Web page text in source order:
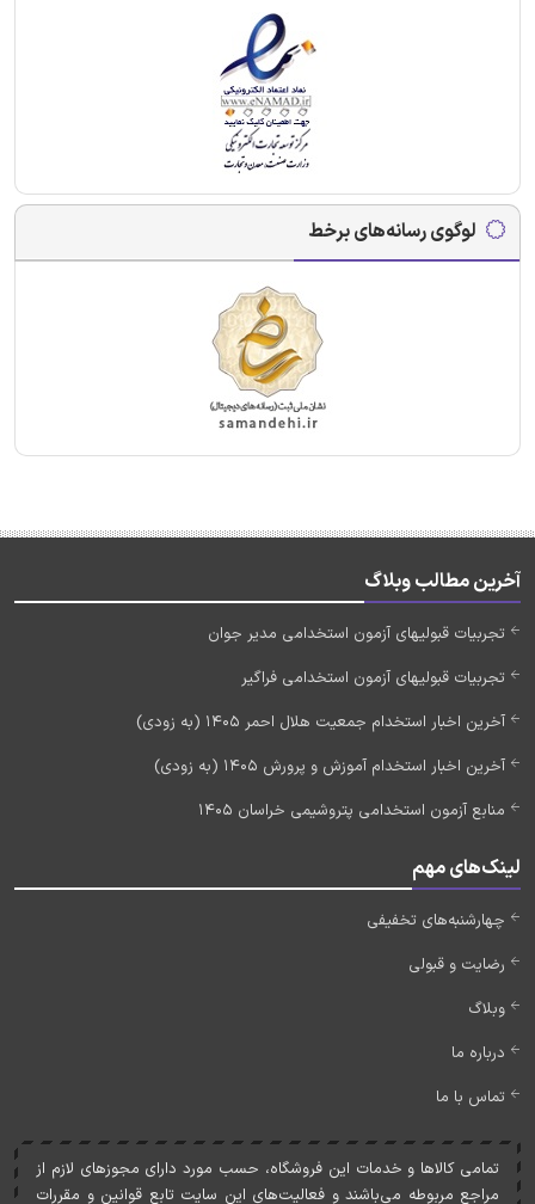
لوگوی رسانه‌های برخط
آخرین مطالب وبلاگ
تجربیات قبولیهای آزمون استخدامی مدیر جوان
تجربیات قبولیهای آزمون استخدامی فراگیر
آخرین اخبار استخدام جمعیت هلال احمر 1405 (به زودی)
آخرین اخبار استخدام آموزش و پرورش 1405 (به زودی)
منابع آزمون استخدامی پتروشیمی خراسان 1405
لینک‌های مهم
چهارشنبه‌های تخفیفی
رضایت و قبولی
وبلاگ
درباره ما
تماس با ما
تمامی کالاها و خدمات اين فروشگاه، حسب مورد دارای مجوزهای لازم از
مراجع مربوطه می‌باشند و فعاليت‌های اين سايت تابع قوانين و مقررات